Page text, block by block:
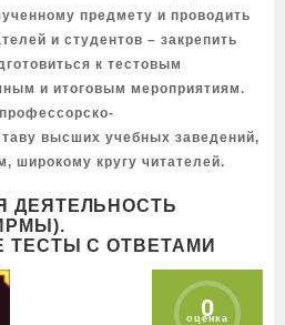
предмету и проводить
и студентов – закрепить
к тестовым
и итоговым мероприятиям.
высших учебных заведений,
широкому кругу читателей.
ДЕЯТЕЛЬНОСТЬ
ТЕСТЫ С ОТВЕТАМИ
0
оценка